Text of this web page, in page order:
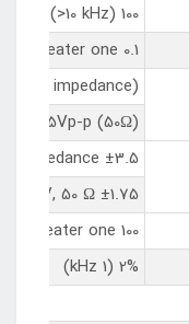
100 ppm (<10 kHz) 50 ppm (>10 kHz)
0.1 Hz or 4 bits，take the greater one
(high impedance)
p (50Ω)
±3.5 V, high impedance
±1.75 V, 50 Ω
100 μV or 3 bits, take the greater one
2% (1 kHz)